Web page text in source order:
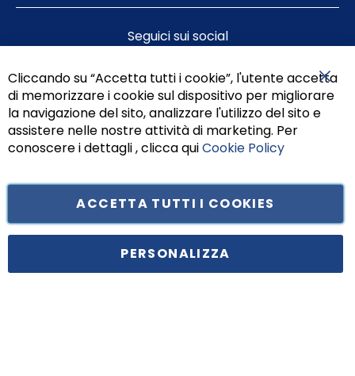
Seguici sui social
Principe di Piemonte 199, cap. 80026 Casoria (NA) - C.F. 05834470634 -
Cliccando su “Accetta tutti i cookie”, l'utente accetta
di memorizzare i cookie sul dispositivo per migliorare
la navigazione del sito, analizzare l'utilizzo del sito e
assistere nelle nostre attività di marketing. Per
conoscere i dettagli , clicca quiCookie Policy
ACCETTA TUTTI I COOKIES
PERSONALIZZA